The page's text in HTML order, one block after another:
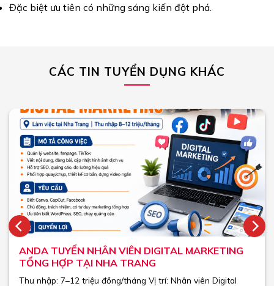
Đặc biệt ưu tiên có những sáng kiến đột phá.
CÁC TIN TUYỂN DỤNG KHÁC
ANDA TUYỂN NHÂN VIÊN DIGITAL MARKETING
TỔNG HỢP TẠI NHA TRANG
Thu nhập: 7–12 triệu đồng/tháng Vị trí: Nhân viên Digital